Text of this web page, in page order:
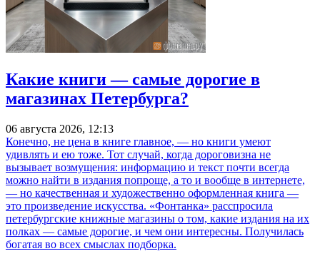
Какие книги — самые дорогие в
магазинах Петербурга?
06 августа 2026, 12:13
Конечно, не цена в книге главное, — но книги умеют
удивлять и ею тоже. Тот случай, когда дороговизна не
вызывает возмущения: информацию и текст почти всегда
можно найти в издания попроще, а то и вообще в интернете,
— но качественная и художественно оформленная книга —
это произведение искусства. «Фонтанка» расспросила
петербургские книжные магазины о том, какие издания на их
полках — самые дорогие, и чем они интересны. Получилась
богатая во всех смыслах подборка.